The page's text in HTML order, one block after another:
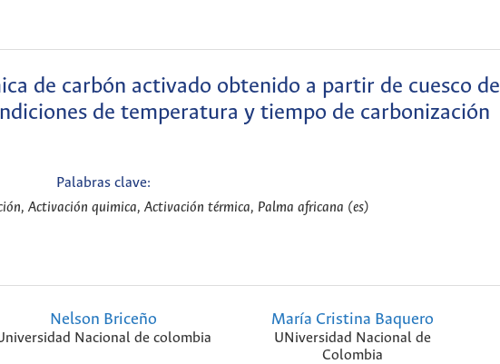
de carbón activado obtenido a partir de cuesco de
de temperatura y tiempo de carbonización
Palabras clave:
Activación quimica, Activación térmica, Palma africana (es)
Nelson Briceño
Nacional de colombia
María Cristina Baquero
UNiversidad Nacional de
Colombia